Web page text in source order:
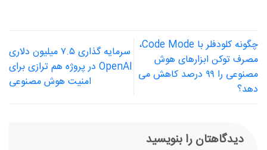
چگونه کلودفلر با Code Mode،
مصرف توکن ابزارهای هوش
مصنوعی را ۹۹ درصد کاهش می
دهد؟
سرمایه گذاری ۷.۵ میلیون دلاری
OpenAI در پروژه هم ترازی برای
امنیت هوش مصنوعی
دیدگاهتان را بنویسید